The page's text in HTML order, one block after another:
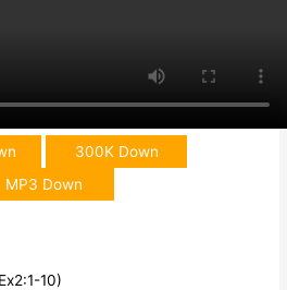
300K Down
MP3 Down
10)